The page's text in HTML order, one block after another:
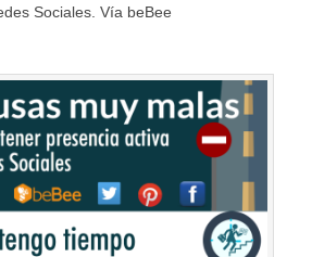
Sociales. Vía beBee